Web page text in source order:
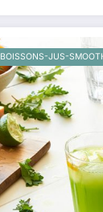
BOISSONS-JUS-